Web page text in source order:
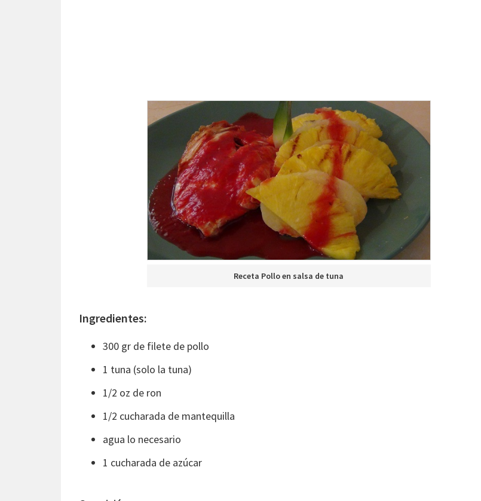
Receta Pollo en salsa de tuna
Ingredientes:
300 gr de filete de pollo
1 tuna (solo la tuna)
1/2 oz de ron
1/2 cucharada de mantequilla
agua lo necesario
1 cucharada de azúcar